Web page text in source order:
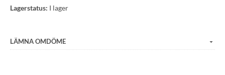
Språk: Svenska
Antal sidor: 36
Utgivningsdatum: 2024-12-02
Lagerstatus: I lager
LÄMNA OMDÖME